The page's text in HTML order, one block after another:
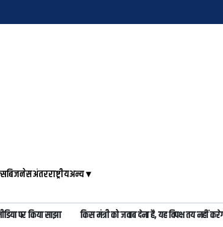
बिजनेसअंतरराष्ट्रीयअन्य▾
पर किया साझा किस मंत्री को जवाब देना है, यह विपक्ष तय नहीं करेगा